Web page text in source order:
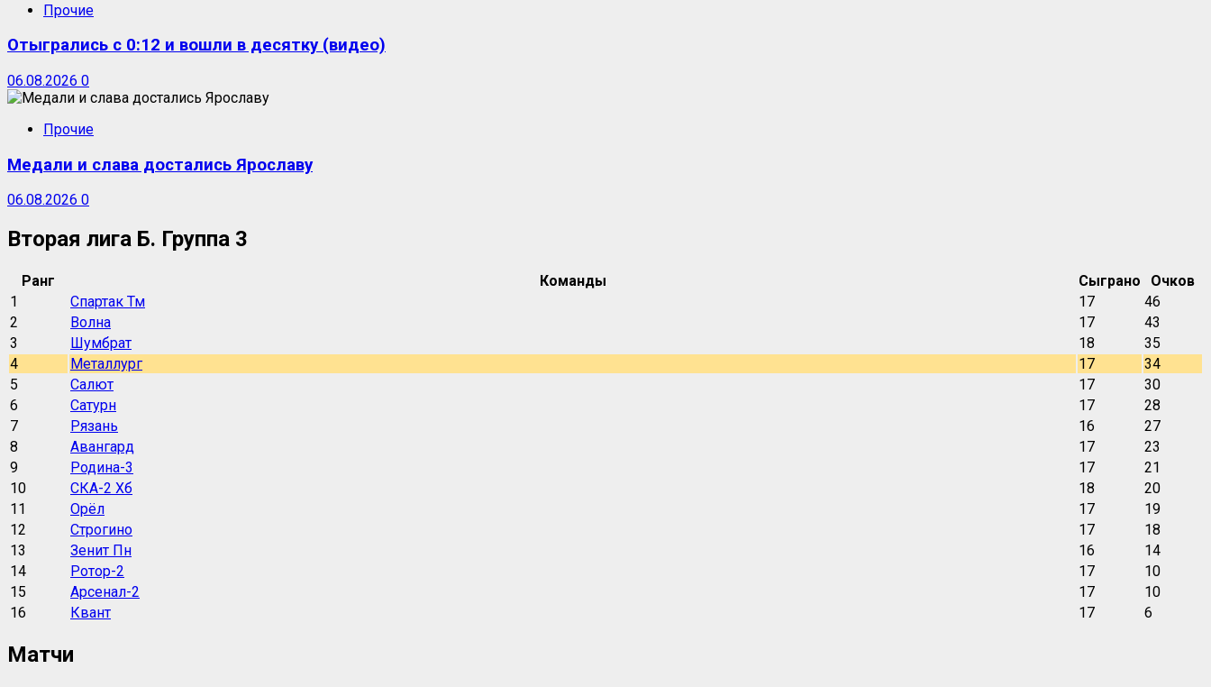
Прочие
Отыгрались с 0:12 и вошли в десятку (видео)
06.08.2026 0
Прочие
Медали и слава достались Ярославу
06.08.2026 0
Вторая лига Б. Группа 3
Ранг Команды Сыграно
Очков
1
Спартак Тм 17
46
2
Волна 17
43
3
Шумбрат 18
35
4
Металлург 17
34
5
Салют 17
30
6
Сатурн 17
28
7
Рязань 16
27
8
Авангард 17
23
9
Родина-3 17
21
10
СКА-2 Хб 18
20
11
Орёл 17
19
12
Строгино 17
18
13
Зенит Пн 16
14
14
Ротор-2 17
10
15
Арсенал-2 17
10
16
Квант 17 6
Матчи